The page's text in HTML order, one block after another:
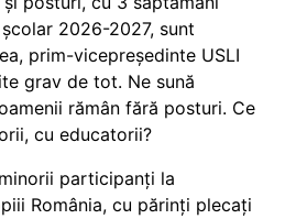
2026-2027, sunt
prim-vicepreședinte USLI
grav de tot. Ne sună
rămân fără posturi. Ce
cu educatorii?
participanți la
România, cu părinți plecați